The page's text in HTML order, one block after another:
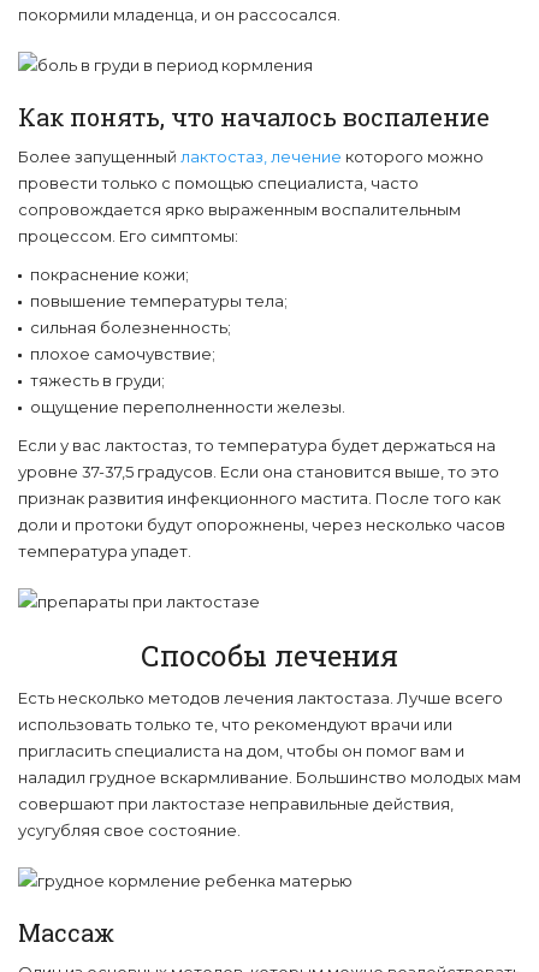
покормили младенца, и он рассосался.
Как понять, что началось воспаление
Более запущенный лактостаз, лечение которого можно
провести только с помощью специалиста, часто
сопровождается ярко выраженным воспалительным
процессом. Его симптомы:
покраснение кожи;
повышение температуры тела;
сильная болезненность;
плохое самочувствие;
тяжесть в груди;
ощущение переполненности железы.
Если у вас лактостаз, то температура будет держаться на
уровне 37-37,5 градусов. Если она становится выше, то это
признак развития инфекционного мастита. После того как
доли и протоки будут опорожнены, через несколько часов
температура упадет.
Способы лечения
Есть несколько методов лечения лактостаза. Лучше всего
использовать только те, что рекомендуют врачи или
пригласить специалиста на дом, чтобы он помог вам и
наладил грудное вскармливание. Большинство молодых мам
совершают при лактостазе неправильные действия,
усугубляя свое состояние.
Массаж